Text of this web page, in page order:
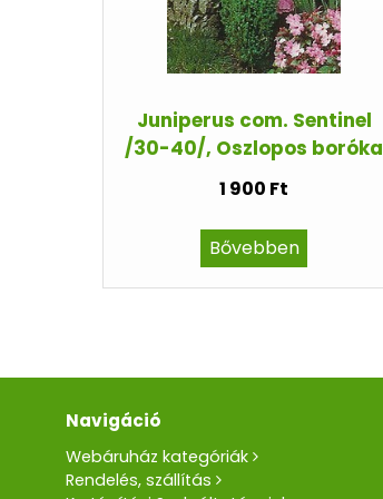
Juniperus com. Sentinel
/30-40/, Oszlopos boróka
1 900 Ft
Bővebben
Navigáció
Webáruház kategóriák
Rendelés, szállítás